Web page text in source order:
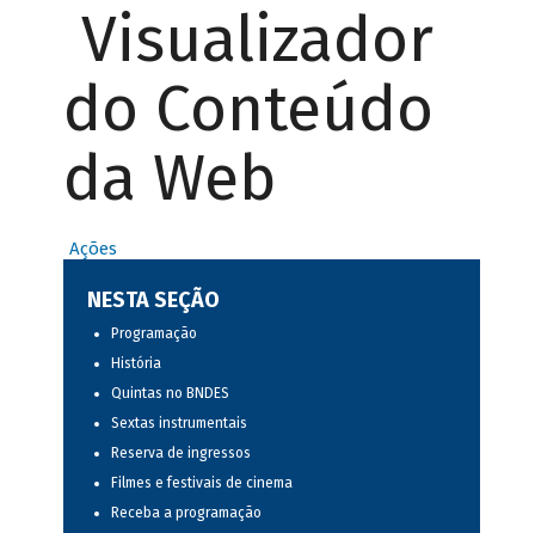
Visualizador
do Conteúdo
da Web
Ações
NESTA SEÇÃO
Programação
História
Quintas no BNDES
Sextas instrumentais
Reserva de ingressos
Filmes e festivais de cinema
Receba a programação